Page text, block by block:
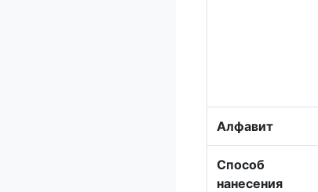
Алфавит
Способ
нанесения